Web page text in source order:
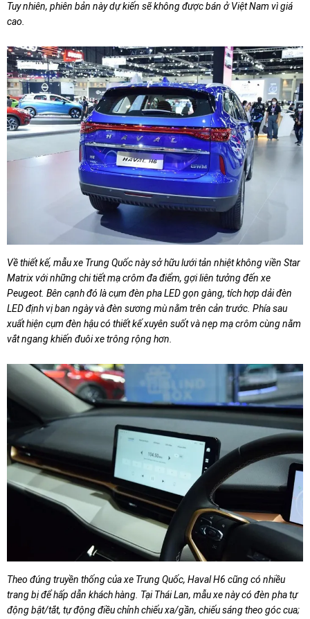
Tuy nhiên, phiên bản này dự kiến sẽ không được bán ở Việt Nam vì giá
cao.
Về thiết kế, mẫu xe Trung Quốc này sở hữu lưới tản nhiệt không viền Star
Matrix với những chi tiết mạ crôm đa điểm, gợi liên tưởng đến xe
Peugeot. Bên cạnh đó là cụm đèn pha LED gọn gàng, tích hợp dải đèn
LED định vị ban ngày và đèn sương mù nằm trên cản trước. Phía sau
xuất hiện cụm đèn hậu có thiết kế xuyên suốt và nẹp mạ crôm cùng nằm
vắt ngang khiến đuôi xe trông rộng hơn.
Theo đúng truyền thống của xe Trung Quốc, Haval H6 cũng có nhiều
trang bị để hấp dẫn khách hàng. Tại Thái Lan, mẫu xe này có đèn pha tự
động bật/tắt, tự động điều chỉnh chiếu xa/gần, chiếu sáng theo góc cua;